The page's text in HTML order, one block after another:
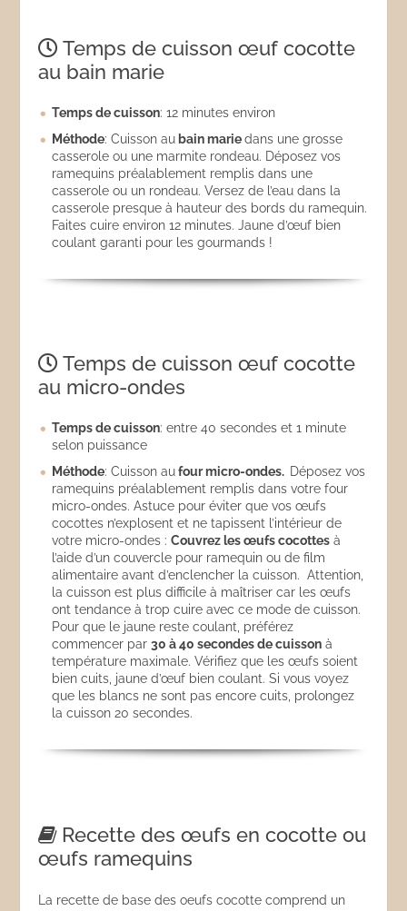
Temps de cuisson œuf cocotte
au bain marie
Temps de cuisson: 12 minutes environ
Méthode: Cuisson au bain mariedans une grosse
casserole ou une marmite rondeau. Déposez vos
ramequins préalablement remplis dans une
casserole ou un rondeau. Versez de l’eau dans la
casserole presque à hauteur des bords du ramequin.
Faites cuire environ 12 minutes. Jaune d’œuf bien
coulant garanti pour les gourmands !
Temps de cuisson œuf cocotte
au micro-ondes
Temps de cuisson: entre 40 secondes et 1 minute
selon puissance
Méthode: Cuisson aufour micro-ondes. Déposez vos
ramequins préalablement remplis dans votre four
micro-ondes. Astuce pour éviter que vos œufs
cocottes n’explosent et ne tapissent l’intérieur de
votre micro-ondes :Couvrez les œufs cocottes à
l’aide d’un couvercle pour ramequin ou de film
alimentaire avant d’enclencher la cuisson. Attention,
la cuisson est plus difficile à maîtriser car les œufs
ont tendance à trop cuire avec ce mode de cuisson.
Pour que le jaune reste coulant, préférez
commencer par30 à 40 secondes de cuisson à
température maximale. Vérifiez que les œufs soient
bien cuits, jaune d’œuf bien coulant. Si vous voyez
que les blancs ne sont pas encore cuits, prolongez
la cuisson 20 secondes.
Recette des œufs en cocotte ou
œufs ramequins
La recette de base des oeufs cocotte comprend un